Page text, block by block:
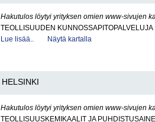
Hakutulos löytyi yrityksen omien www-sivujen
TEOLLISUUDEN KUNNOSSAPITOPALVELUJA
Lue lisää..
Näytä kartalla
HELSINKI
Hakutulos löytyi yrityksen omien www-sivujen
TEOLLISUUSKEMIKAALIT JA